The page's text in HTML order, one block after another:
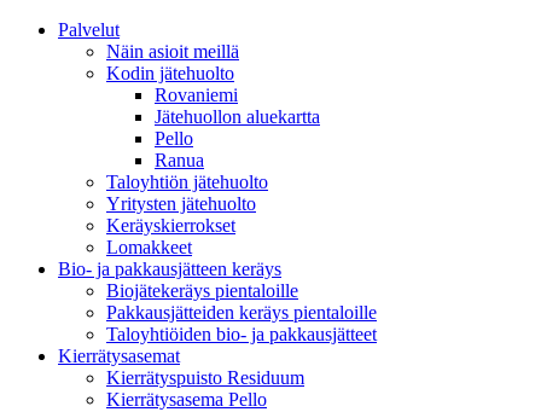
Palvelut
Näin asioit meillä
Kodin jätehuolto
Rovaniemi
Jätehuollon aluekartta
Pello
Ranua
Taloyhtiön jätehuolto
Yritysten jätehuolto
Keräyskierrokset
Lomakkeet
Bio- ja pakkausjätteen keräys
Biojätekeräys pientaloille
Pakkausjätteiden keräys pientaloille
Taloyhtiöiden bio- ja pakkausjätteet
Kierrätysasemat
Kierrätyspuisto Residuum
Kierrätysasema Pello